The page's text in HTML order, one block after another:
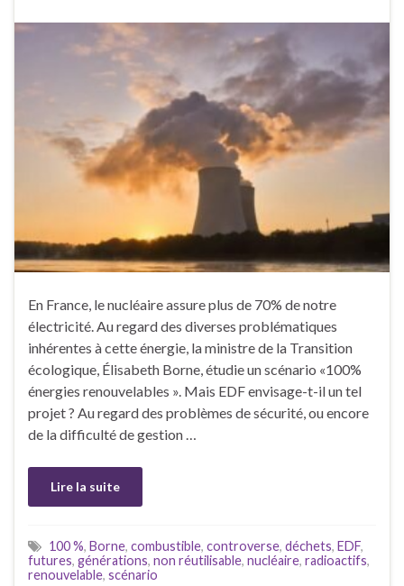
En France, le nucléaire assure plus de 70% de notre
électricité. Au regard des diverses problématiques
inhérentes à cette énergie, la ministre de la Transition
écologique, Élisabeth Borne, étudie un scénario «100%
énergies renouvelables ». Mais EDF envisage-t-il un tel
projet ? Au regard des problèmes de sécurité, ou encore
de la difficulté de gestion …
Lire la suite
100 %, Borne, combustible, controverse, déchets, EDF,
futures, générations, non réutilisable, nucléaire, radioactifs,
renouvelable, scénario